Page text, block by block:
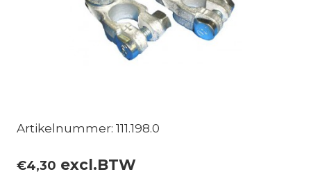
Artikelnummer: 111.198.0
€4,30 excl.BTW